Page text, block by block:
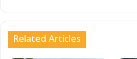
Related Articles